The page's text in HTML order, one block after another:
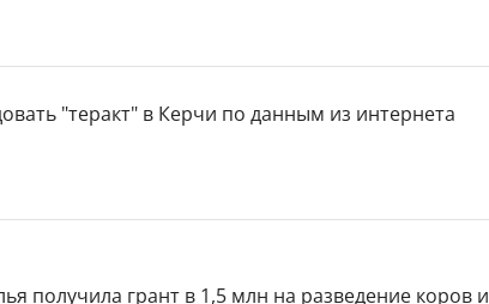
"теракт" в Керчи по данным из интернета
получила грант в 1,5 млн на разведение коров и